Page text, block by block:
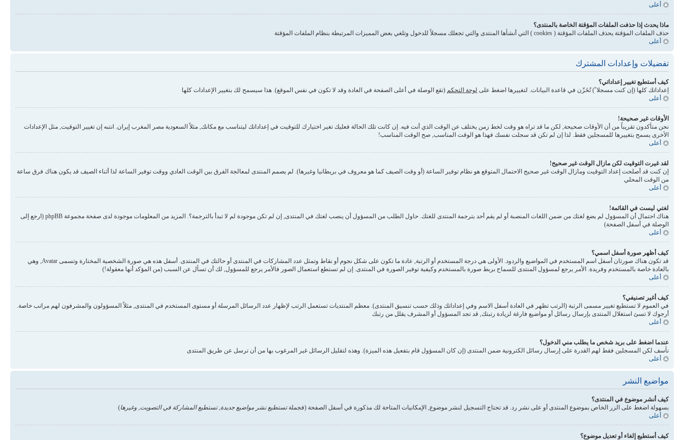
أعلى
ماذا يحدث إذا حذفت الملفات المؤقتة الخاصة بالمنتدى؟
حذف الملفات المؤقتة يحذف الملفات المؤقتة ( cookies ) التي أنشأها المنتدى والتي تجعلك مسجلاً للدخول وتلغي بعض المميزات المرتبطة بنظام الملفات المؤقتة
أعلى
تفضيلات وإعدادات المشترك
كيف أستطيع تغيير إعداداتي؟
إعداداتك كلها (إن كنت مسجلا ً) تُخَزّن في قاعدة البيانات. لتغييرها اضغط على لوحة التحكم (تقع الوصلة في أعلى الصفحة في العادة وقد لا تكون في نفس الموقع). هذا سيسمح لك بتغيير الإعدادات كلها
أعلى
الأوقات غير صحيحة!
نحن متأكدون تقريباً من أن الأوقات صحيحة, لكن ما قد تراه هو وقت لخط زمن يختلف عن الوقت الذي أنت فيه. إن كانت تلك الحالة فعليك تغير اختيارك للتوقيت في إعداداتك ليتناسب مع مكانك, مثلاً السعودية مصر المغرب إيران. انتبه إن تغيير التوقيت, مثل الإعدادات
الأخرى يسمح بتغييرها للمسجلين فقط. لذا إن لم تكن قد سجلت نفسك فهذا هو الوقت المناسب, صح الوقت المناسب!
أعلى
لقد غيرت التوقيت لكن مازال الوقت غير صحيح!
إن كنت قد أصلحت إعداد التوقيت ومازال الوقت غير صحيح الاحتمال المتوقع هو نظام توفير الساعة (أو وقت الصيف كما هو معروف في بريطانيا وغيرها). لم يصمم المنتدى لمعالجة الفرق بين الوقت العادي ووقت توفير الساعة لذا أثناء الصيف قد يكون هناك فرق ساعة
من الوقت المحلي
أعلى
لغتي ليست في القائمة!
هناك احتمال أن المسؤول لم يضع لغتك من ضمن اللغات المنصبة أو لم يقم أحد بترجمة المنتدى للغتك. حاول الطلب من المسؤول أن ينصب لغتك في المنتدى, إن لم تكن موجودة لم لا تبدأ بالترجمة؟. المزيد من المعلومات موجودة لدى صفحة مجموعة phpBB (ارجع إلى
الوصلة في أسفل الصفحة)
أعلى
كيف أظهر صورة أسفل اسمي؟
قد تكون هناك صورتان أسفل اسم المستخدم في المواضيع والردود. الأولى هي درجة المستخدم أو الرتبة, عادة ما تكون على شكل نجوم أو نقاط وتمثل عدد المشاركات في المنتدى أو حالتك في المنتدى. أسفل هذه هي صورة الشخصية المختارة وتسمى Avatar, وهي
بالعادة خاصة بالمستخدم وفريدة. الأمر يرجع لمسؤول المنتدى للسماح بربط صورة بالمستخدم وكيفية توفير الصورة في المنتدى. إن لم تستطع استعمال الصور فالأمر يرجع للمسؤول, لك أن تسأل عن السبب (من المؤكد أنها معقولة!)
أعلى
كيف أغير تصنيفي؟
في العموم لا تستطيع تغيير مسمى الرتبة (الرتب تظهر في العادة أسفل الاسم وفي إعداداتك وذلك حسب تنسيق المنتدى). معظم المنتديات تستعمل الرتب لإظهار عدد الرسائل المرسلة أو مستوى المستخدم في المنتدى, مثلاً المسؤولون والمشرفون لهم مراتب خاصة.
أرجوك لا تسئ استغلال المنتدى بإرسال رسائل أو مواضيع فارغة لزيادة رتبتك, قد تجد المسؤول أو المشرف يقلل من رتبك
أعلى
عندما اضغط على بريد شخص ما يطلب مني الدخول؟
نأسف لكن المسجلين فقط لهم القدرة على إرسال رسائل الكترونية ضمن المنتدى (إن كان المسؤول قام بتفعيل هذه الميزة). وهذه لتقليل الرسائل غير المرغوب بها من أن ترسل عن طريق المنتدى
أعلى
مواضيع النشر
كيف أنشر موضوع في المنتدى؟
بسهولة اضغط على الزر الخاص بموضوع المنتدى أو على نشر رد. قد تحتاج التسجيل لنشر موضوع, الإمكانيات المتاحة لك مذكورة في أسفل الصفحة (فجملةتستطيع نشر مواضيع جديدة, تستطيع المشاركة في التصويت, وغيرها)
أعلى
كيف أستطيع إلغاء أو تعديل موضوع؟